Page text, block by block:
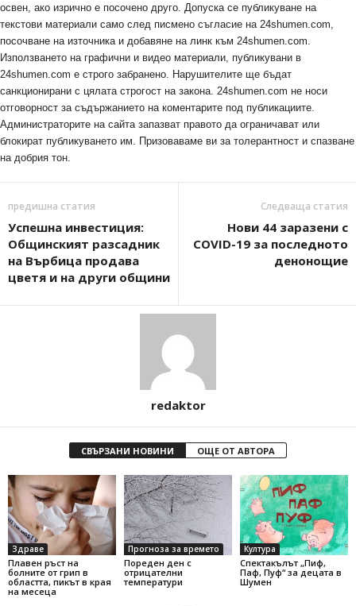
освен, ако изрично е посочено друго. Допуска се публикуване на
текстови материали само след писмено съгласие на 24shumen.com,
посочване на източника и добавяне на линк към 24shumen.com.
Използването на графични и видео материали, публикувани в
24shumen.com е строго забранено. Нарушителите ще бъдат
санкционирани с цялата строгост на закона. 24shumen.com не носи
отговорност за съдържанието на коментарите под публикациите.
Администраторите на сайта запазват правото да ограничават или
блокират публикуването им. Призоваваме ви за толерантност и спазване
на добрия тон.
предишна статия
Успешна инвестиция:
Общинският разсадник
на Върбица продава
цветя и на други общини
Следваща статия
Нови 44 заразени с
COVID-19 за последното
денонощие
redaktor
СВЪРЗАНИ НОВИНИ ОЩЕ ОТ АВТОРА
Здраве
Плавен ръст на
болните от грип в
областта, пикът в края
на месеца
Прогноза за времето
Пореден ден с
отрицателни
температури
Култура
Спектакълът „Пиф,
Паф, Пуф“ за децата в
Шумен